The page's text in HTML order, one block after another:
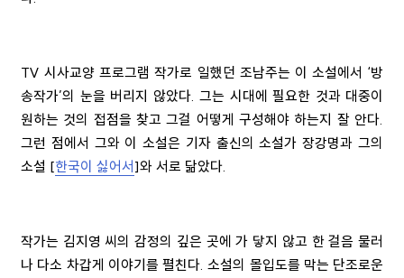
TV 시사교양 프로그램 작가로 일했던 조남주는 이 소설에서 ‘방
송작가’의 눈을 버리지 않았다. 그는 시대에 필요한 것과 대중이
원하는 것의 접점을 찾고 그걸 어떻게 구성해야 하는지 잘 안다.
그런 점에서 그와 이 소설은 기자 출신의 소설가 장강명과 그의
소설 [한국이 싫어서]와 서로 닮았다.
작가는 김지영 씨의 감정의 깊은 곳에 가 닿지 않고 한 걸음 물러
나 다소 차갑게 이야기를 펼친다. 소설의 몰입도를 막는 단조로운